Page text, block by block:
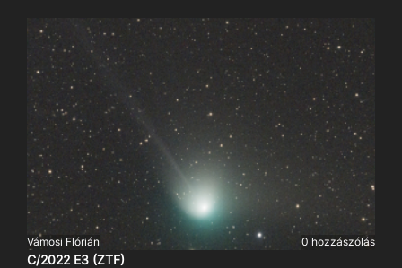
átlagolt hátteret létrehozni, ezért meg kell várni, hogy
menjen el az útból. Szerencsére a koordináták megvannak.
Csak oda kell fordulni a távcsővel.
Vámosi Flórián 0 hozzászólás
C/2022 E3 (ZTF)